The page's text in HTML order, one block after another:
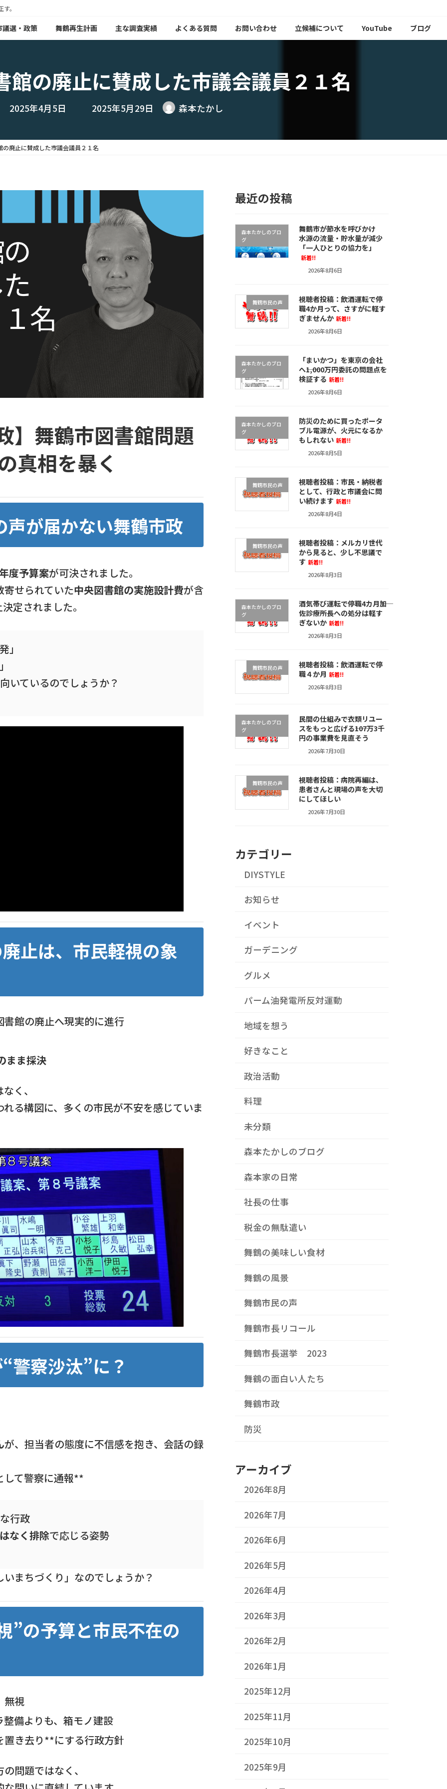
。
議選・政策 舞鶴再生計画 主な調査実績 よくある質問 お問い合わせ 立候補について YouTube ブログ
館の廃止に賛成した市議会議員２１名
2025年4月5日 最
終
日
時
2025年5月29日 森本たかし
の廃止に賛成した市議会議員２１名
】舞鶴市図書館問題
真相を暴く
が届かない舞鶴市政
度予算案が可決されました。
せられていた中央図書館の実施設計費が含
定されました。
」
いているのでしょうか？
止は、市民軽視の象
館の廃止へ現実的に進行
まま採決
く、
る構図に、多くの市民が不安を感じていま
警察沙汰”に？
が、担当者の態度に不信感を抱き、会話の録
して警察に通報**
行政
なく排除で応じる姿勢
まちづくり」なのでしょうか？
”の予算と市民不在の
無視
備よりも、箱モノ建設
き去り**にする行政方針
問題ではなく、
最近の投稿
森本たかしのブロ
グ
舞鶴市が節水を呼びかけ
水源の流量・貯水量が減少
「一人ひとりの協力を」
新着!!
2026年8月6日
舞鶴市民の声
視聴者投稿：飲酒運転で停
職4か月って、さすがに軽す
ぎませんか 新着!!
2026年8月6日
森本たかしのブロ
グ
「まいかつ」を東京の会社
へ――1,000万円委託の問題点を
検証する 新着!!
2026年8月6日
森本たかしのブロ
グ
防災のために買ったポータ
ブル電源が、火元になるか
もしれない 新着!!
2026年8月5日
舞鶴市民の声
視聴者投稿：市民・納税者
として、行政と市議会に問
い続けます 新着!!
2026年8月4日
舞鶴市民の声
視聴者投稿：メルカリ世代
から見ると、少し不思議で
す 新着!!
2026年8月3日
森本たかしのブロ
グ
酒気帯び運転で停職4カ月――加
佐診療所長への処分は軽す
ぎないか 新着!!
2026年8月3日
舞鶴市民の声
視聴者投稿：飲酒運転で停
職４か月 新着!!
2026年8月3日
森本たかしのブロ
グ
民間の仕組みで衣類リユー
スをもっと広げる――107万3千
円の事業費を見直そう
2026年7月30日
舞鶴市民の声
視聴者投稿：病院再編は、
患者さんと現場の声を大切
にしてほしい
2026年7月30日
カテゴリー
DIYSTYLE
お知らせ
イベント
ガーデニング
グルメ
パーム油発電所反対運動
地域を想う
好きなこと
政治活動
料理
未分類
森本たかしのブログ
森本家の日常
社長の仕事
税金の無駄遣い
舞鶴の美味しい食材
舞鶴の風景
舞鶴市民の声
舞鶴市長リコール
舞鶴市長選挙 2023
舞鶴の面白い人たち
舞鶴市政
防災
アーカイブ
2026年8月
2026年7月
2026年6月
2026年5月
2026年4月
2026年3月
2026年2月
2026年1月
2025年12月
2025年11月
2025年10月
2025年9月